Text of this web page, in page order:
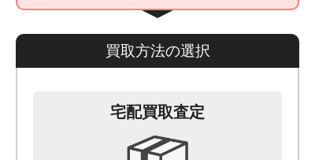
買取方法の選択
宅配買取査定